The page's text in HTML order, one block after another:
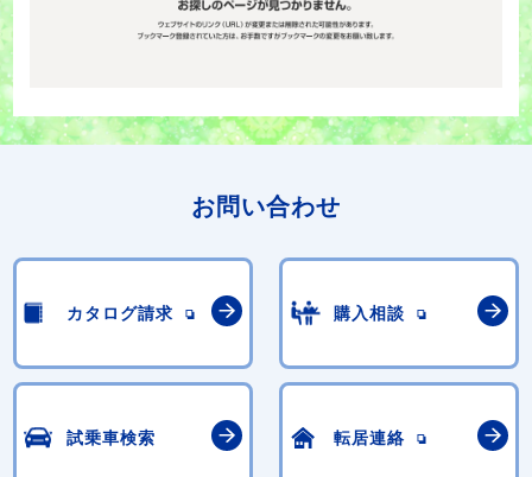
お問い合わせ
カタログ請求 購入相談
試乗車検索 転居連絡